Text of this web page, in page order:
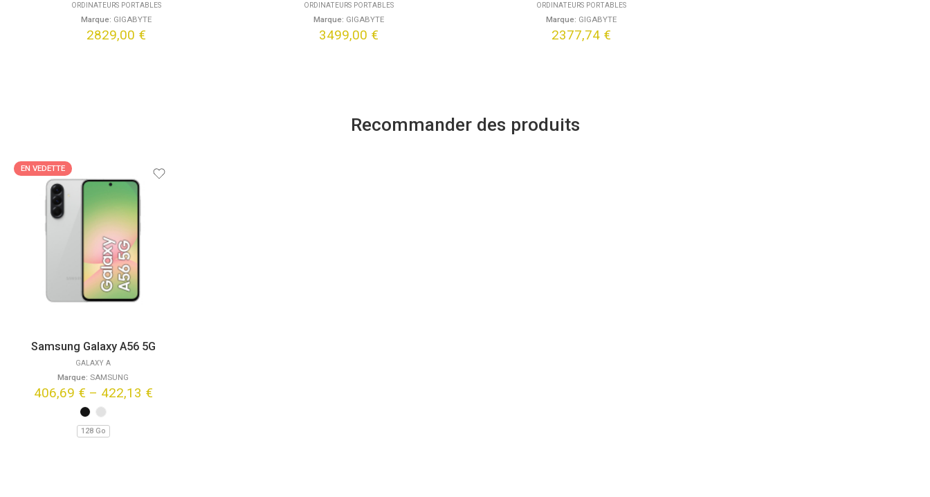
ORDINATEURS PORTABLES
Marque: GIGABYTE
2829,00 €
ORDINATEURS PORTABLES
Marque: GIGABYTE
3499,00 €
ORDINATEURS PORTABLES
Marque: GIGABYTE
2377,74 €
Recommander des produits
EN VEDETTE
GALAXY A
Marque: SAMSUNG
Samsung Galaxy A56 5G
406,69 € – 422,13 €
128 Go